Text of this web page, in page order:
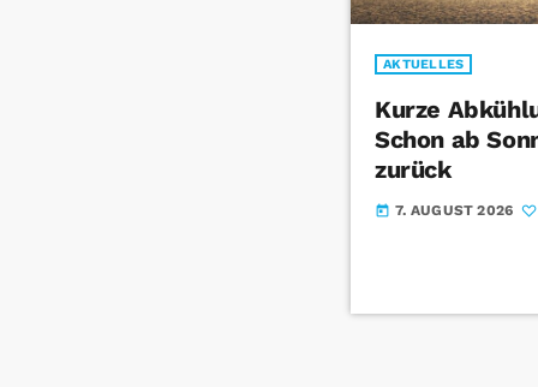
AKTUELLES
Kurze
Schon ab
zurück
today 7. AUGUST 2026